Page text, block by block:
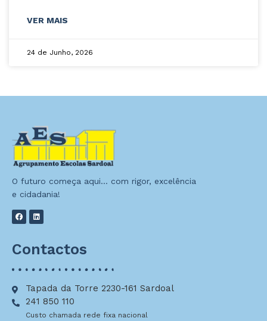
VER MAIS
24 de Junho, 2026
O futuro começa aqui… com rigor, excelência
e cidadania!
Contactos
Tapada da Torre 2230-161 Sardoal
241 850 110
Custo chamada rede fixa nacional